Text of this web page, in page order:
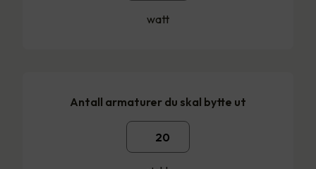
watt
Antall armaturer du skal bytte ut